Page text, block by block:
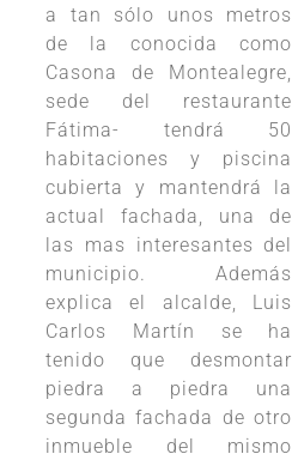
a tan sólo unos metros
de la conocida como
Casona de Montealegre,
sede del restaurante
Fátima- tendrá 50
habitaciones y piscina
cubierta y mantendrá la
actual fachada, una de
las mas interesantes del
municipio. Además
explica el alcalde, Luis
Carlos Martín se ha
tenido que desmontar
piedra a piedra una
segunda fachada de otro
inmueble del mismo